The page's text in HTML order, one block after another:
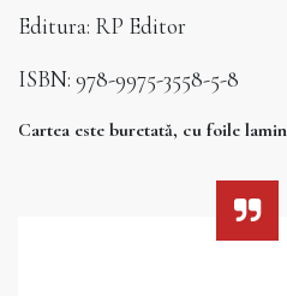
Editura: RP Editor
ISBN: 978-9975-3558-5-8
Cartea este buretată, cu foile